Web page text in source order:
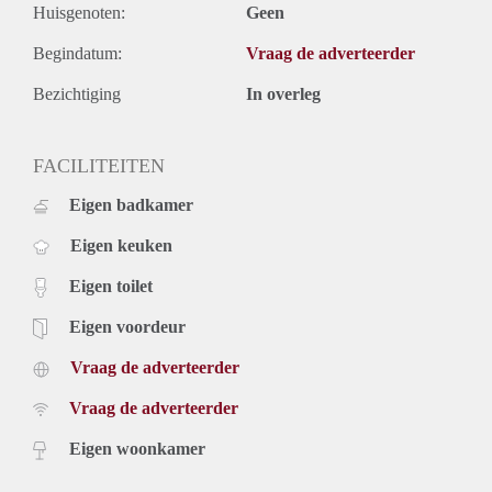
- Ca. 85 m2 of living space
- 3 bedrooms
Huisgenoten: Geen
Begindatum: Vraag de adverteerder
Bezichtiging In overleg
FACILITEITEN
Eigen badkamer
Eigen keuken
Eigen toilet
Eigen voordeur
Vraag de adverteerder
Vraag de adverteerder
Eigen woonkamer